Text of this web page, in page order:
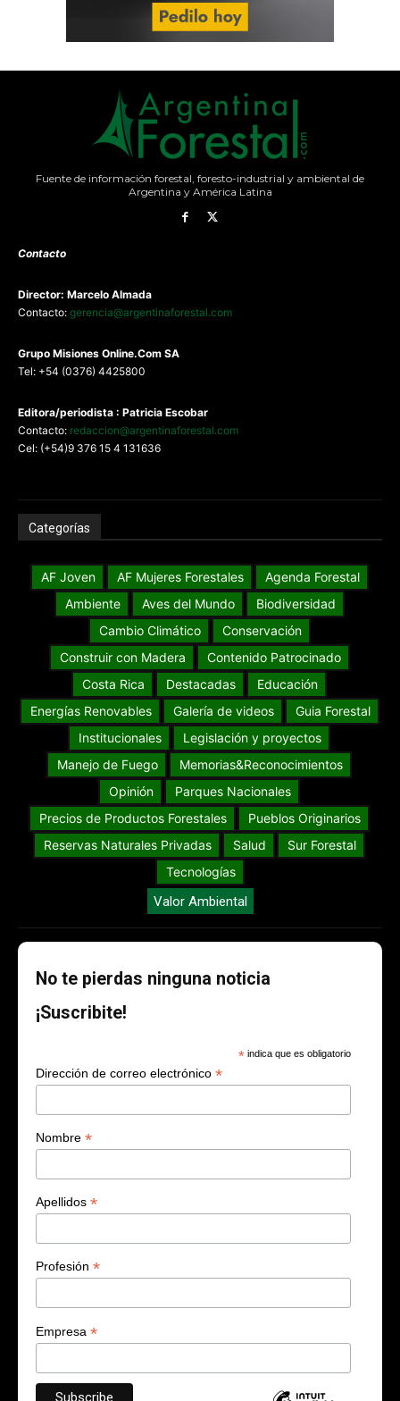
Fuente de información forestal, foresto-industrial y ambiental de
Argentina y América Latina
Contacto
Director: Marcelo Almada
Contacto: gerencia@argentinaforestal.com
Grupo Misiones Online.Com SA
Tel: +54 (0376) 4425800
Editora/periodista : Patricia Escobar
Contacto: redaccion@argentinaforestal.com
Cel: (+54)9 376 15 4 131636
Categorías
AF Joven AF Mujeres Forestales
Agenda Forestal
Ambiente
Aves del Mundo
Biodiversidad
Cambio Climático
Conservación
Construir con Madera
Contenido Patrocinado
Costa Rica
Destacadas
Educación
Energías Renovables
Galería de videos
Guia Forestal
Institucionales
Legislación y proyectos
Manejo de Fuego
Memorias&Reconocimientos
Opinión
Parques Nacionales
Precios de Productos Forestales
Pueblos Originarios
Reservas Naturales Privadas
Salud
Sur Forestal
Tecnologías
Valor Ambiental
No te pierdas ninguna noticia
¡Suscribite!
* indica que es obligatorio
Dirección de correo electrónico *
Nombre *
Apellidos *
Profesión *
Empresa *